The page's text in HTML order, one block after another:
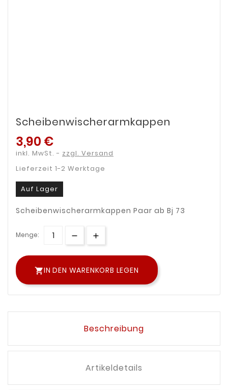
Scheibenwischerarmkappen
3,90 €
inkl. MwSt.
zzgl. Versand
Lieferzeit 1-2 Werktage
Auf Lager
Scheibenwischerarmkappen Paar ab Bj 73
Menge:
IN DEN WARENKORB LEGEN
Beschreibung
Artikeldetails